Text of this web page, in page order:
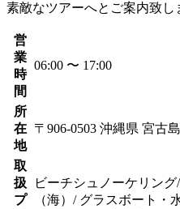
素敵なツアーへとご案内致し
営
業
時
間
06:00 〜 17:00
所
在
地
〒906-0503 沖縄県 宮古
取
扱
プ
ビーチシュノーケリン
（海）/ グラスボート・